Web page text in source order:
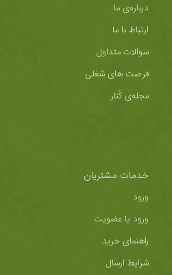
درباره‌ی ما
ارتباط با ما
سوالات متداول
فرصت های شغلی
مجله‌ی کُنار
خدمات مشتریان
ورود
ورود یا عضویت
راهنمای خرید
شرایط ارسال